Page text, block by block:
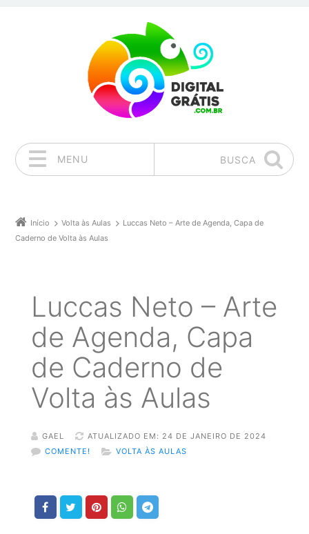
MENU BUSCA
Início Volta às Aulas
Luccas Neto – Arte de Agenda, Capa de
Caderno de Volta às Aulas
Luccas Neto – Arte
de Agenda, Capa
de Caderno de
Volta às Aulas
GAEL
ATUALIZADO EM: 24 DE JANEIRO DE 2024
COMENTE!
VOLTA ÀS AULAS